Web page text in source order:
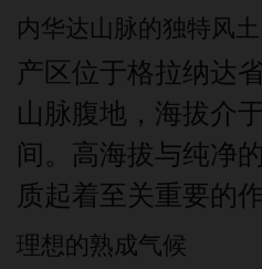
内华达山脉的独特风土
产区位于格拉纳达
山脉腹地，海拔介
间。高海拔与纯净
质起着至关重要的作
理想的熟成气候